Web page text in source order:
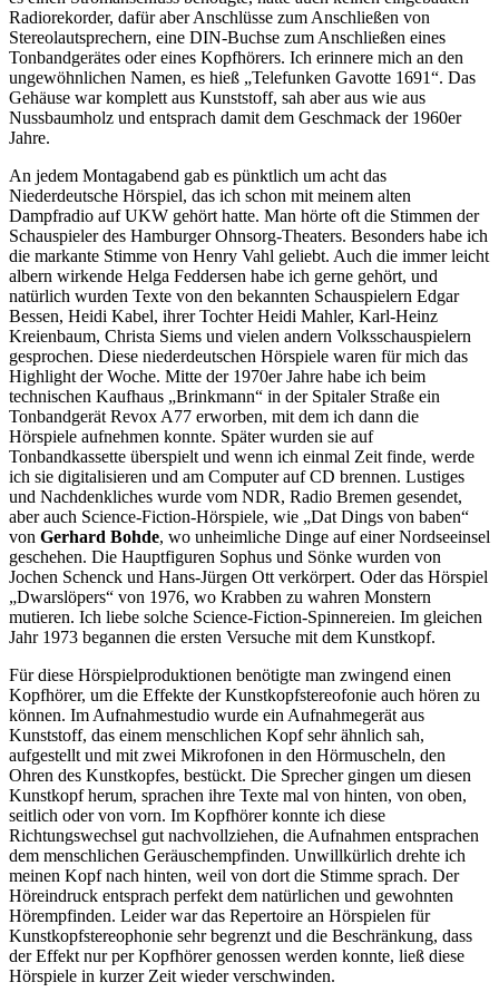
Radiorekorder, dafür aber Anschlüsse zum Anschließen von
Stereolautsprechern, eine DIN-Buchse zum Anschließen eines
Tonbandgerätes oder eines Kopfhörers. Ich erinnere mich an den
ungewöhnlichen Namen, es hieß
Telefunken Gavotte 1691
. Das
Gehäuse war komplett aus Kunststoff, sah aber aus wie aus
Nussbaumholz und entsprach damit dem Geschmack der 1960er
Jahre.
An jedem Montagabend gab es pünktlich um acht das
Niederdeutsche Hörspiel, das ich schon mit meinem alten
Dampfradio auf UKW gehört hatte. Man hörte oft die Stimmen der
Schauspieler des Hamburger Ohnsorg-Theaters. Besonders habe ich
die markante Stimme von Henry Vahl geliebt. Auch die immer leicht
albern wirkende Helga Feddersen habe ich gerne gehört, und
natürlich wurden Texte von den bekannten Schauspielern Edgar
Bessen, Heidi Kabel, ihrer Tochter Heidi Mahler, Karl-Heinz
Kreienbaum, Christa Siems und vielen andern Volksschauspielern
gesprochen. Diese niederdeutschen Hörspiele waren für mich das
Highlight der Woche. Mitte der 1970er Jahre habe ich beim
technischen Kaufhaus
Brinkmann
in der Spitaler Straße ein
Tonbandgerät Revox A77 erworben, mit dem ich dann die
Hörspiele aufnehmen konnte. Später wurden sie auf
Tonbandkassette überspielt und wenn ich einmal Zeit finde, werde
ich sie digitalisieren und am Computer auf CD brennen. Lustiges
und Nachdenkliches wurde vom NDR, Radio Bremen gesendet,
aber auch Science-Fiction-Hörspiele, wie
Dat Dings von baben
von Gerhard Bohde, wo unheimliche Dinge auf einer Nordseeinsel
geschehen. Die Hauptfiguren Sophus und Sönke wurden von
Jochen Schenck und Hans-Jürgen Ott verkörpert. Oder das Hörspiel
Dwarslöpers
von 1976, wo Krabben zu wahren Monstern
mutieren. Ich liebe solche Science-Fiction-Spinnereien. Im gleichen
Jahr 1973 begannen die ersten Versuche mit dem Kunstkopf.
Für diese Hörspielproduktionen benötigte man zwingend einen
Kopfhörer, um die Effekte der Kunstkopfstereofonie auch hören zu
können. Im Aufnahmestudio wurde ein Aufnahmegerät aus
Kunststoff, das einem menschlichen Kopf sehr ähnlich sah,
aufgestellt und mit zwei Mikrofonen in den Hörmuscheln, den
Ohren des Kunstkopfes, bestückt. Die Sprecher gingen um diesen
Kunstkopf herum, sprachen ihre Texte mal von hinten, von oben,
seitlich oder von vorn. Im Kopfhörer konnte ich diese
Richtungswechsel gut nachvollziehen, die Aufnahmen entsprachen
dem menschlichen Geräuschempfinden. Unwillkürlich drehte ich
meinen Kopf nach hinten, weil von dort die Stimme sprach. Der
Höreindruck entsprach perfekt dem natürlichen und gewohnten
Hörempfinden. Leider war das Repertoire an Hörspielen für
Kunstkopfstereophonie sehr begrenzt und die Beschränkung, dass
der Effekt nur per Kopfhörer genossen werden konnte, ließ diese
Hörspiele in kurzer Zeit wieder verschwinden.